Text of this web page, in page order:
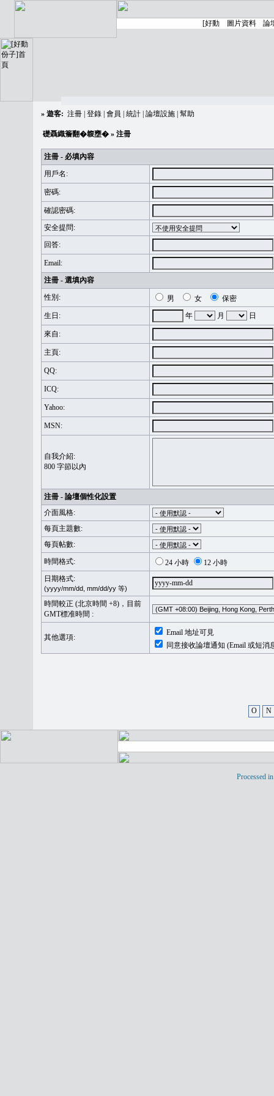
» 遊客: 注冊 登錄 會員 統計 論壇設施 幫助
礎聶織簷翻�䪖壅� » 注冊
注冊 - 必填內容
用戶名:
密碼:
確認密碼:
安全提問:
回答:
Email:
注冊 - 選填內容
性別:
男 女
保密
生日:
年 月 日
來自:
主頁:
QQ:
ICQ:
Yahoo:
MSN:
自我介紹:
800 字節以內
注冊 - 論壇個性化設置
介面風格:
每頁主題數:
每頁帖數:
時間格式:
24 小時
12 小時
日期格式:
(yyyy/mm/dd, mm/dd/yy 等)
時間較正 (北京時間 +8)，目前
GMT標准時間 :
其他選項:
Email 地址可見
同意接收論壇通知 (Email 或短消
O N
Processed